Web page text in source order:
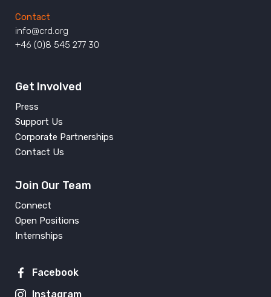
Contact
info@crd.org
+46 (0)8 545 277 30
Get Involved
Press
Support Us
Corporate Partnerships
Contact Us
Join Our Team
Connect
Open Positions
Internships
Facebook
Instagram